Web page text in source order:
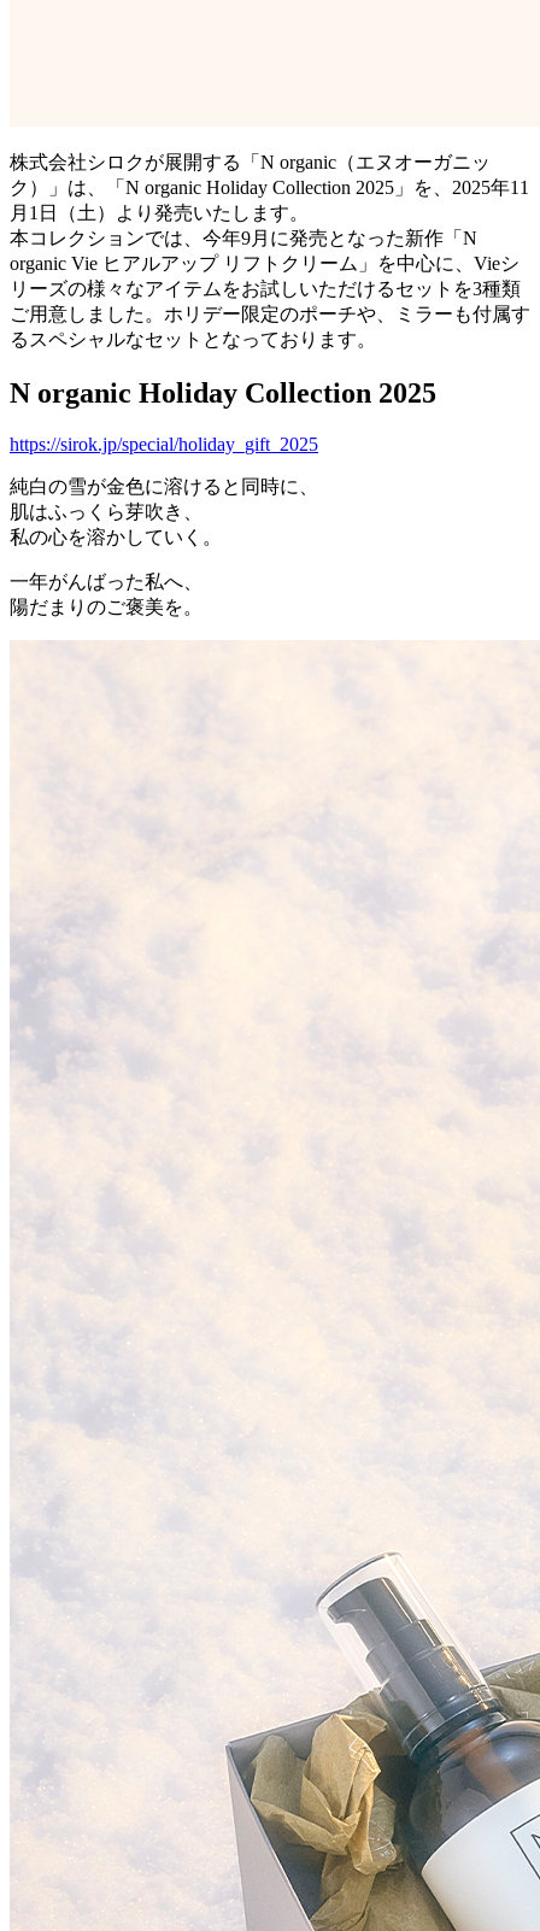
株式会社シロクが展開する「N organic（エヌオーガニッ
ク）」は、「N organic Holiday Collection 2025」を、2025年11
月1日（土）より発売いたします。
本コレクションでは、今年9月に発売となった新作「N
organic Vie ヒアルアップ リフトクリーム」を中心に、Vieシ
リーズの様々なアイテムをお試しいただけるセットを3種類
ご用意しました。ホリデー限定のポーチや、ミラーも付属す
るスペシャルなセットとなっております。
N organic Holiday Collection 2025
https://sirok.jp/special/holiday_gift_2025
純白の雪が金色に溶けると同時に、
肌はふっくら芽吹き、
私の心を溶かしていく。
一年がんばった私へ、
陽だまりのご褒美を。